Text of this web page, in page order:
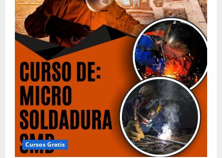
Cursos Gratis